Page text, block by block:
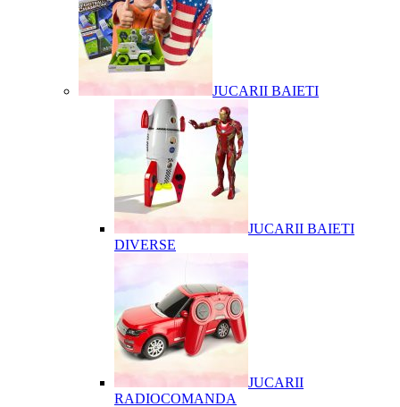
JUCARII BAIETI
JUCARII BAIETI
DIVERSE
JUCARII
RADIOCOMANDA